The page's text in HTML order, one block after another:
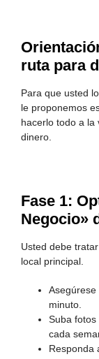
ruta para
Para que usted
le proponemos
hacerlo todo a la
dinero.
Fase 1:
Negocio»
Usted debe
local principal.
minuto.
Suba
cada
Responda